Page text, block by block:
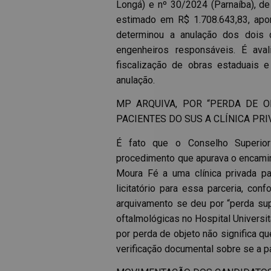
Longá) e nº 30/2024 (Parnaíba),
estimado em R$ 1.708.643,83,
determinou a anulação dos
engenheiros responsáveis. É
fiscalização de obras estaduais e
anulação.
MP ARQUIVA, POR “PERDA DE
PACIENTES DO SUS A CLÍNICA
É fato que o Conselho
procedimento que apurava o
Moura Fé a uma clínica privada
licitatório para essa parceria,
arquivamento se deu por “perda
oftalmológicas no Hospital
por perda de objeto não significa
verificação documental sobre se a